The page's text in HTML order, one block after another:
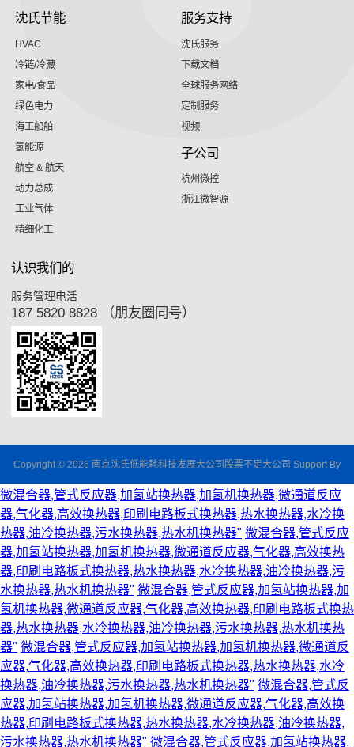
沈氏节能
HVAC
冷链/冷藏
家电/食品
绿色电力
海工船舶
氢能源
航空 & 航天
动力总成
工业气体
精细化工
服务支持
沈氏服务
下载文档
全球服务网络
定制服务
视频
子公司
杭州微控
浙江微智源
认识我们的
服务管理电活
187 5820 8828 （朋友圈同号）
Copyright © 2026 南京沈氏低能耗科技发展大公司股票不足大公司 Support By
微混合器,管式反应器,加氢站换热器,加氢机换热器,微通道反应
器,气化器,高效换热器,印刷电路板式换热器,热水换热器,水冷换
热器,油冷换热器,污水换热器,热水机换热器" 微混合器,管式反应
器,加氢站换热器,加氢机换热器,微通道反应器,气化器,高效换热
器,印刷电路板式换热器,热水换热器,水冷换热器,油冷换热器,污
水换热器,热水机换热器" 微混合器,管式反应器,加氢站换热器,加
氢机换热器,微通道反应器,气化器,高效换热器,印刷电路板式换热
器,热水换热器,水冷换热器,油冷换热器,污水换热器,热水机换热
器" 微混合器,管式反应器,加氢站换热器,加氢机换热器,微通道反
应器,气化器,高效换热器,印刷电路板式换热器,热水换热器,水冷
换热器,油冷换热器,污水换热器,热水机换热器" 微混合器,管式反
应器,加氢站换热器,加氢机换热器,微通道反应器,气化器,高效换
热器,印刷电路板式换热器,热水换热器,水冷换热器,油冷换热器,
污水换热器,热水机换热器" 微混合器,管式反应器,加氢站换热器,